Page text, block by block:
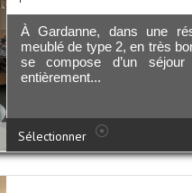
À Gardanne, dans une
meublé de type 2, en très
se compose d’un
entièrement...
Sélectionner